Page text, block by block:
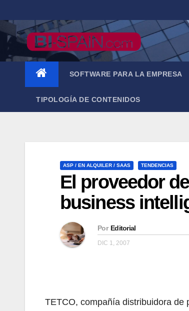
al
contenido
SOFTWARE PARA LA EMPRESA
TIPOLOGÍA DE CONTENIDOS
ASP / EN ALQUILER / SAAS TENDENCIAS
El proveedor
business
Por Editorial
DIC 1, 2007
TETCO, compañía distribuidora de